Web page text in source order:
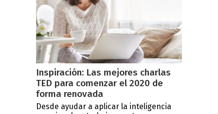
Inspiración: Las mejores charlas
TED para comenzar el 2020 de
forma renovada
Desde ayudar a aplicar la inteligencia